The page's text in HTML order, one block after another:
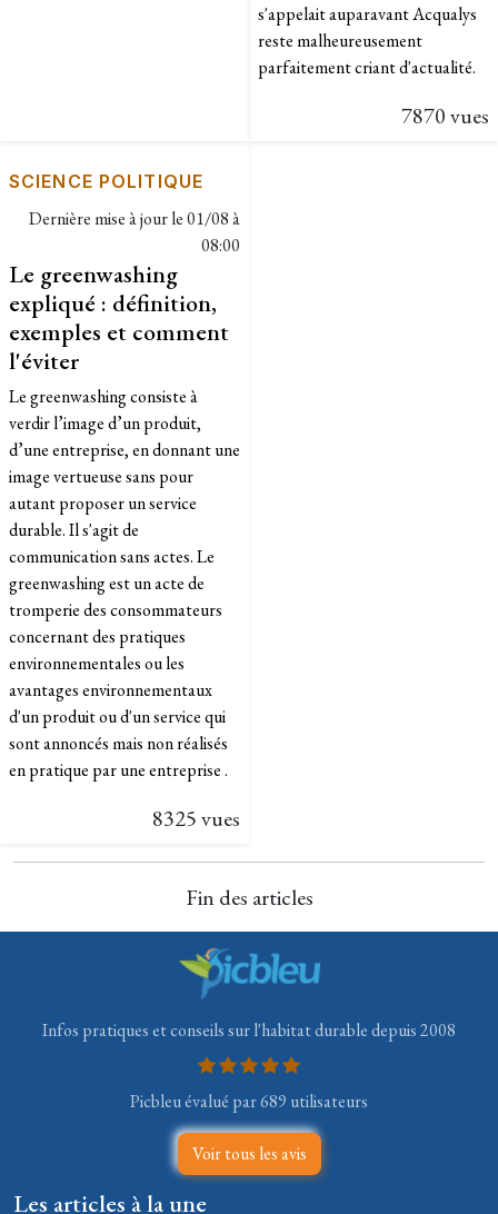
s'appelait auparavant Acqualys
reste malheureusement
parfaitement criant d'actualité.
7870 vues
SCIENCE POLITIQUE
Dernière mise à jour le01/08 à
08:00
Le greenwashing
expliqué : définition,
exemples et comment
l'éviter
Le greenwashing consiste à
verdir l’image d’un produit,
d’une entreprise, en donnant une
image vertueuse sans pour
autant proposer un service
durable. Il s'agit de
communication sans actes. Le
greenwashing est un acte de
tromperie des consommateurs
concernant des pratiques
environnementales ou les
avantages environnementaux
d'un produit ou d'un service qui
sont annoncés mais non réalisés
en pratique par une entreprise .
8325 vues
Fin des articles
Infos pratiques et conseils sur l'habitat durable depuis 2008
Picbleu évalué par 689 utilisateurs
Voir tous les avis
Les articles à la une